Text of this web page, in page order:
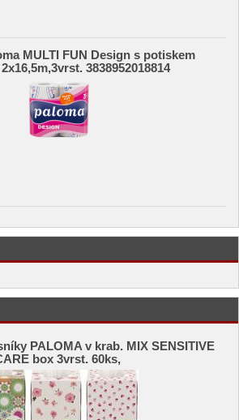
MULTI FUN Design s potiskem
3838952018814
PALOMA v krab. MIX SENSITIVE
box 3vrst. 60ks,